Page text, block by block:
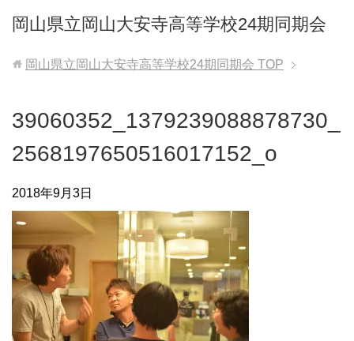
岡山県立岡山大安寺高等学校24期同期会
岡山県立岡山大安寺高等学校24期同期会 TOP
39060352_1379239088878730_
2568197650516017152_o
2018年9月3日